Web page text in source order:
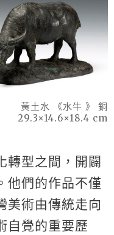
黃土水 《水牛 》 銅
29.3×14.6×18.4 cm
轉型之間，開闢
他們的作品不僅
美術由傳統走向
自覺的重要歷